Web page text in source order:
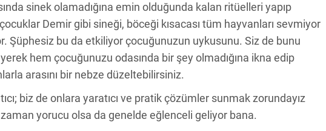
sinek olamadığına emin olduğunda kalan ritüelleri yapıp
Demir gibi sineği, böceği kısacası tüm hayvanları sevmiyor
Şüphesiz bu da etkiliyor çocuğunuzun uykusunu. Siz de bunu
hem çocuğunuzu odasında bir şey olmadığına ikna edip
arasını bir nebze düzeltebilirsiniz.
biz de onlara yaratıcı ve pratik çözümler sunmak zorundayız
yorucu olsa da genelde eğlenceli geliyor bana.